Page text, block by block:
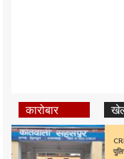
कारोबार